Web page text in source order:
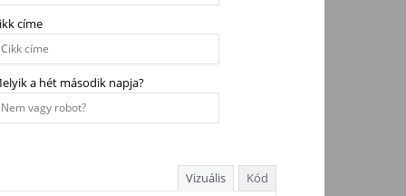
címe
a hét második napja?
Vizuális Kód